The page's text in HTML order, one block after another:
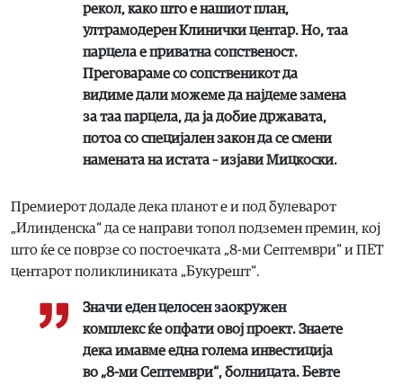
рекол, како што е нашиот план,
ултрамодерен Клинички центар. Но, таа
парцела е приватна сопственост.
Преговараме со сопственикот да
видиме дали можеме да најдеме замена
за таа парцела, да ја добие државата,
потоа со специјален закон да се смени
намената на истата – изјави Мицкоски.
Премиерот додаде дека планот е и под булеварот
„Илинденска“ да се направи топол подземен премин, кој
што ќе се поврзе со постоечката „8-ми Септември“ и ПЕТ
центарот поликлиниката „Букурешт“.
Значи еден целосен заокружен
комплекс ќе опфати овој проект. ​Знаете
дека имавме една голема инвестиција
во „8-ми Септември“, болницата. Бевте